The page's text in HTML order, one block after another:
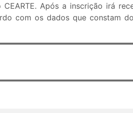
Após a inscrição irá
com os dados que constam